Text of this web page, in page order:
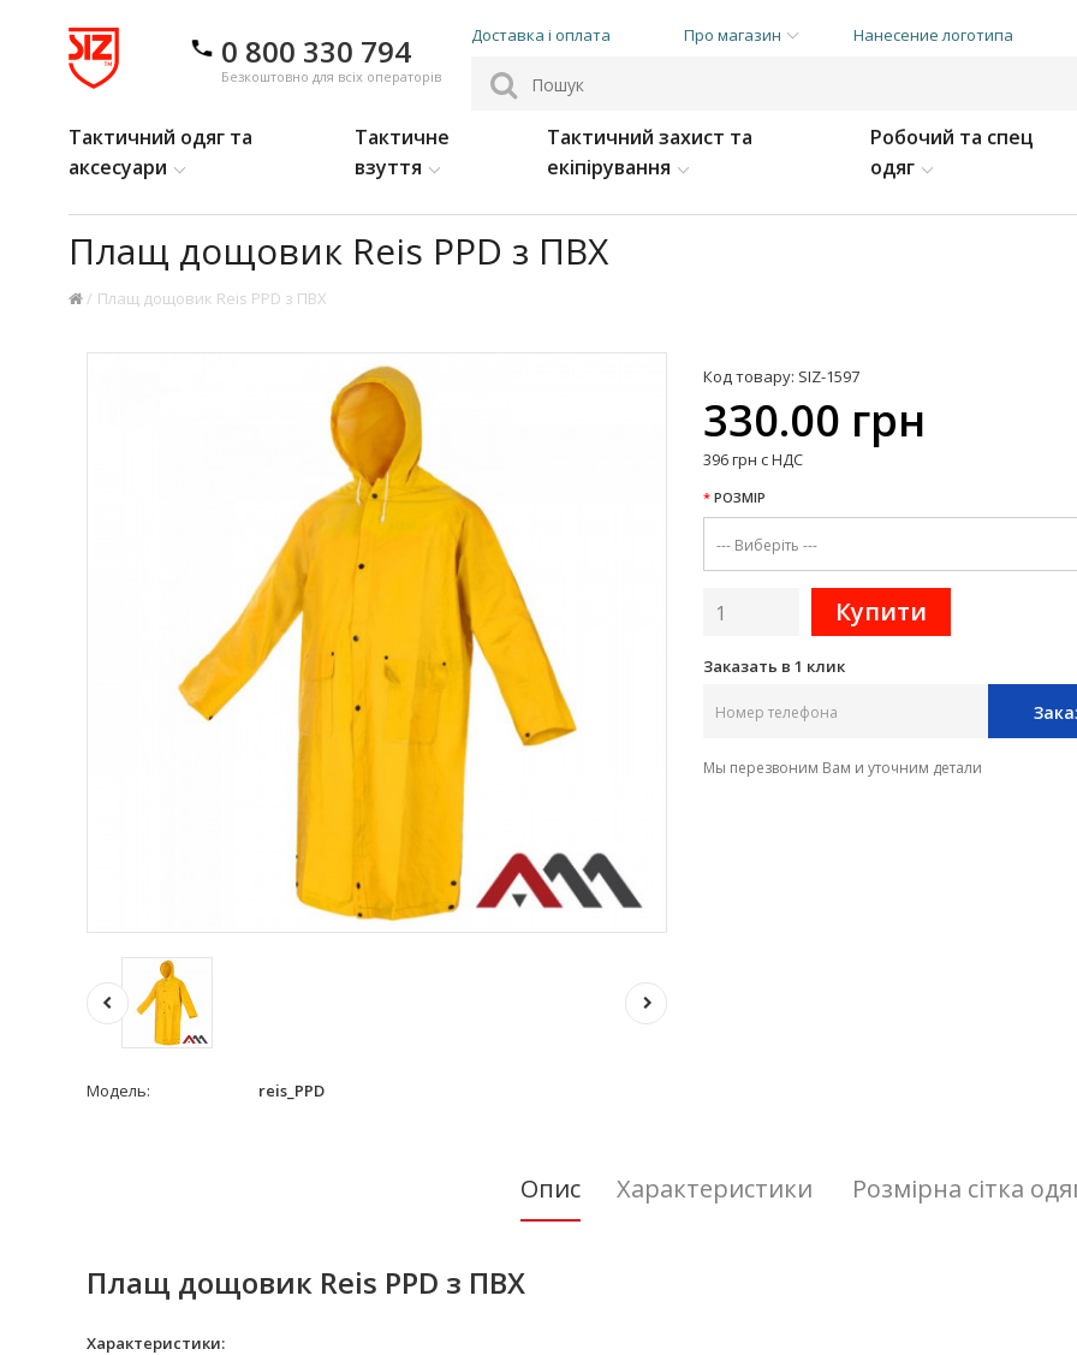
0 800 330 794
Безкоштовно для всіх операторів
Доставка і оплата Про магазин Нанесение логотипа
Тактичний одяг та
аксесуари
Тактичне
взуття
Тактичний захист та
екіпірування
Робочий та спец
одяг
Плащ дощовик Reis PPD з ПВХ
Плащ дощовик Reis PPD з ПВХ
Модель: reis_PPD
Код товару: SIZ-1597
330.00 грн
396 грн с НДС
РОЗМІР
Заказать в 1 клик
Мы перезвоним Вам и уточним детали
Опис Характеристики Розмірна сітка
Плащ дощовик Reis PPD з ПВХ
Характеристики: